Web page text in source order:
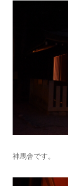
神馬舎です。